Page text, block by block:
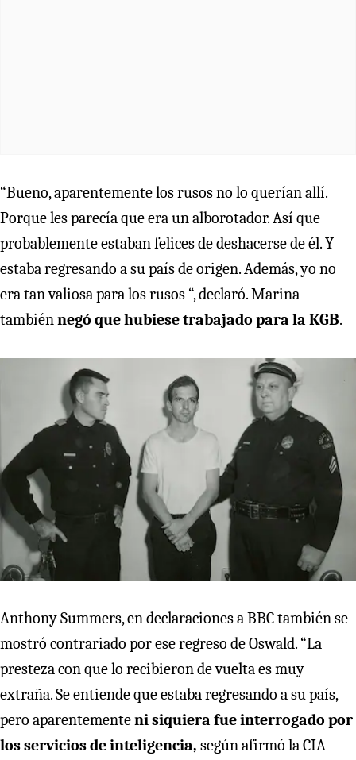
“Bueno, aparentemente los rusos no lo querían allí.
Porque les parecía que era un alborotador. Así que
probablemente estaban felices de deshacerse de él. Y
estaba regresando a su país de origen. Además, yo no
era tan valiosa para los rusos “, declaró. Marina
tambiénnegó que hubiese trabajado para la KGB.
Anthony Summers, en declaraciones a BBC también se
mostró contrariado por ese regreso de Oswald. “La
presteza con que lo recibieron de vuelta es muy
extraña. Se entiende que estaba regresando a su país,
pero aparentementeni siquiera fue interrogado por
los servicios de inteligencia, según afirmó la CIA